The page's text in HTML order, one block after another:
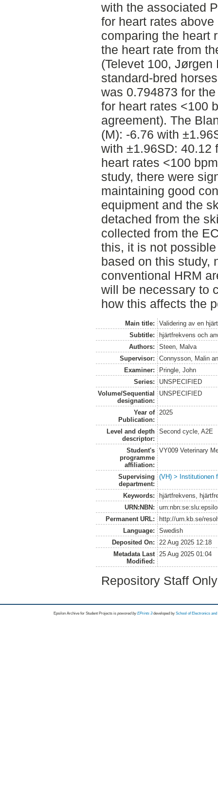
with the associated
for heart rates
comparing the heart
the heart rate from
(Televet 100,
standard-bred
was 0.794873 for
for heart rates <100
agreement). The
(M): -6.76 with
with ±1.96SD: 40.12
heart rates <100
study, there were
maintaining good
equipment and the
detached from the
collected from the
this, it is not
based on this study,
conventional HRM
will be necessary to
how this affects the
Main title:
Validering av en
Subtitle:
hjärtfrekvens och
Authors:
Steen, Malva
Supervisor:
Connysson, Malin
Examiner:
Pringle, John
Series:
UNSPECIFIED
Volume/Sequential
designation:
UNSPECIFIED
Year of
Publication:
2025
Level and depth
descriptor:
Second cycle, A2E
Student's
programme
affiliation:
VY009 Veterinary
Supervising
department:
(VH) > Institutionen
Keywords:
hjärtfrekvens,
URN:NBN:
Permanent URL:
http://urn.kb.se/
Language:
Swedish
Deposited On:
22 Aug 2025 12:18
Metadata Last
Modified:
25 Aug 2025 01:04
Repository Staff
Epsilon Archive for Student Projects is powored byEPrints 3 developed by School of Electronics